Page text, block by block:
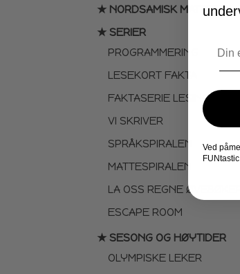
★ NORDSAMISK MATERIELL
★ SERIER
PROGRAMMERING
LESEKORT FAKTA
FAKTASERIE LESING
VI SKRIVER
SPRÅKSPIRALEN
MATTESPIRALEN
LA OSS REGNE ØVEBØKER
ESCAPE ROOM
★ SESONG OG HØYTIDER
OLYMPISKE LEKER
Ved